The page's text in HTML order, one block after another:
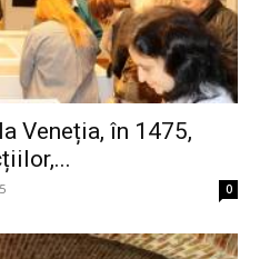
Veneția, în 1475,
0